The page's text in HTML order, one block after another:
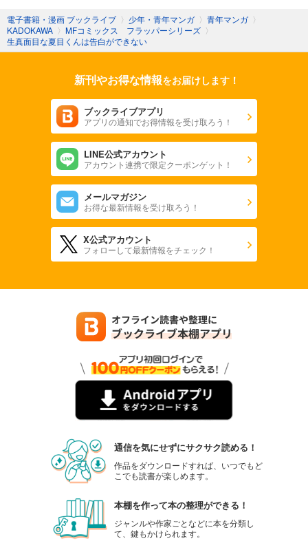
電子書籍・漫画 ブックライブ 〉 少年・青年マンガ 〉 青年マンガ 〉
KADOKAWA 〉 MFコミックス フラッパーシリーズ 〉
生真面目な夏目くんは告白ができない
新刊やお得な情報をお届けします！
ブックライブアプリ
アプリの通知でお得情報を受け取ろう！
LINE公式アカウント
アカウント連携で限定クーポンゲット！
メールマガジン
お得な最新情報を受け取ろう！
X公式アカウント
フォローして最新情報をチェック！
通信を気にせずにサクサク読める！
作品をダウンロードすれば、いつでもど
こでも読書が楽しめます。
本棚を作って本の整理ができる！
ジャンルや作家ごとなどに本を分類し
て、鍵もかけられます。